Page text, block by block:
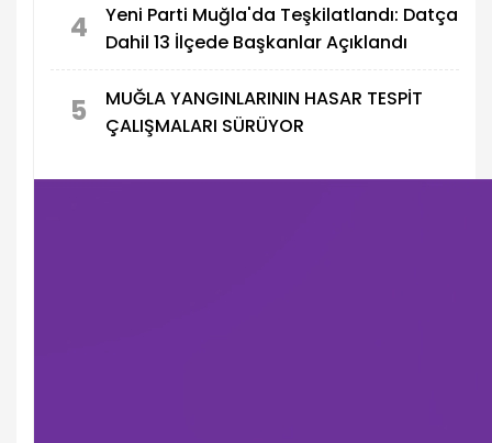
4
Yeni Parti Muğla'da Teşkilatlandı: Datça
Dahil 13 İlçede Başkanlar Açıklandı
5
MUĞLA YANGINLARININ HASAR TESPİT
ÇALIŞMALARI SÜRÜYOR